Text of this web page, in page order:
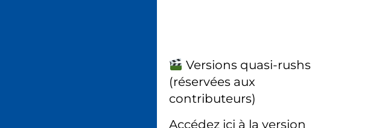
Versions quasi-rushs
(réservées aux
contributeurs)
Accédez ici à la version